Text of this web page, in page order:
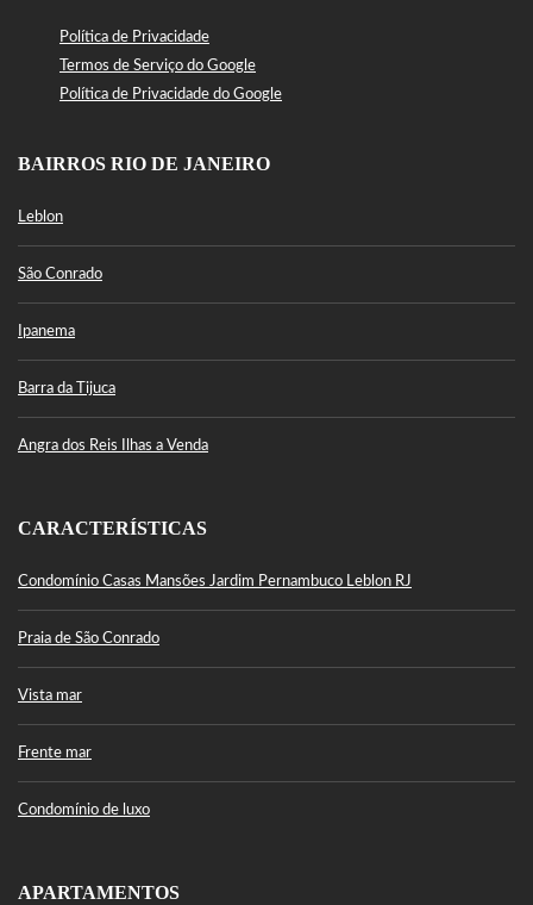
Política de Privacidade
Termos de Serviço do Google
Política de Privacidade do Google
BAIRROS RIO DE JANEIRO
Leblon
São Conrado
Ipanema
Barra da Tijuca
Angra dos Reis Ilhas a Venda
CARACTERÍSTICAS
Condomínio Casas Mansões Jardim Pernambuco Leblon RJ
Praia de São Conrado
Vista mar
Frente mar
Condomínio de luxo
APARTAMENTOS